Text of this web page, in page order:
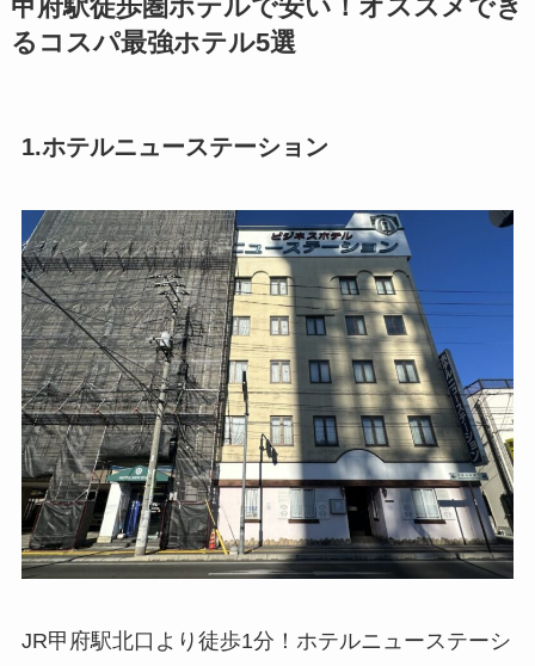
甲府駅徒歩圏ホテルで安い！オススメでき
るコスパ最強ホテル5選
1.ホテルニューステーション
JR甲府駅北口より徒歩1分！ホテルニューステーシ